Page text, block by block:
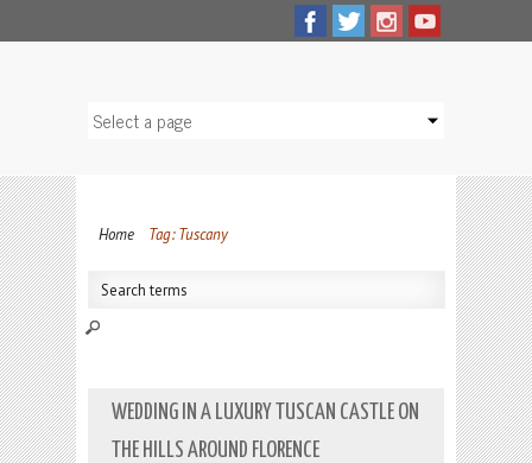
Home Tag: Tuscany
WEDDING IN A LUXURY TUSCAN CASTLE ON
THE HILLS AROUND FLORENCE